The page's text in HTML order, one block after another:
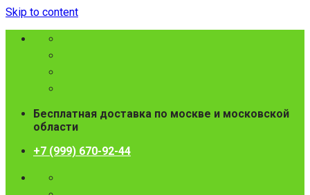
Skip to content
Бесплатная доставка по москве и московской
области
+7 (999) 670-92-44